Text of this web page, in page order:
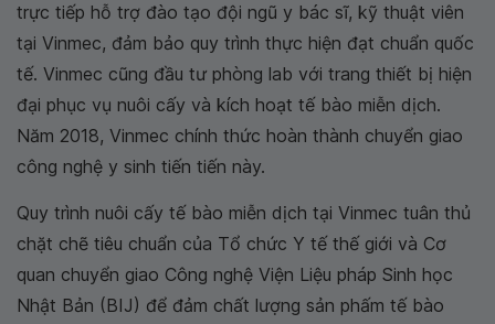
trực tiếp hỗ trợ đào tạo đội ngũ y bác sĩ, kỹ thuật viên
tại Vinmec, đảm bảo quy trình thực hiện đạt chuẩn quốc
tế. Vinmec cũng đầu tư phòng lab với trang thiết bị hiện
đại phục vụ nuôi cấy và kích hoạt tế bào miễn dịch.
Năm 2018, Vinmec chính thức hoàn thành chuyển giao
công nghệ y sinh tiến tiến này.
Quy trình nuôi cấy tế bào miễn dịch tại Vinmec tuân thủ
chặt chẽ tiêu chuẩn của Tổ chức Y tế thế giới và Cơ
quan chuyển giao Công nghệ Viện Liệu pháp Sinh học
Nhật Bản (BIJ) để đảm chất lượng sản phấm tế bào